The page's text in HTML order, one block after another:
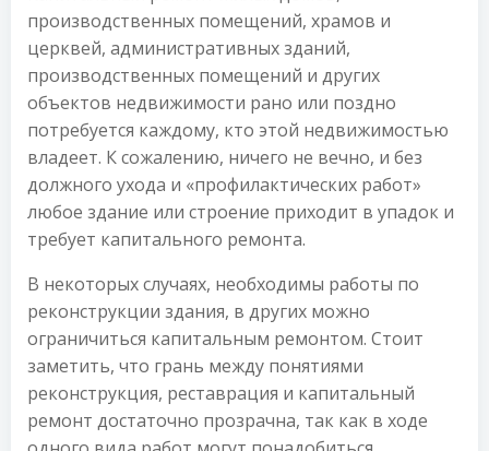
производственных помещений, храмов и
церквей, административных зданий,
производственных помещений и других
объектов недвижимости рано или поздно
потребуется каждому, кто этой недвижимостью
владеет. К сожалению, ничего не вечно, и без
должного ухода и «профилактических работ»
любое здание или строение приходит в упадок и
требует капитального ремонта.
В некоторых случаях, необходимы работы по
реконструкции здания, в других можно
ограничиться капитальным ремонтом. Стоит
заметить, что грань между понятиями
реконструкция, реставрация и капитальный
ремонт достаточно прозрачна, так как в ходе